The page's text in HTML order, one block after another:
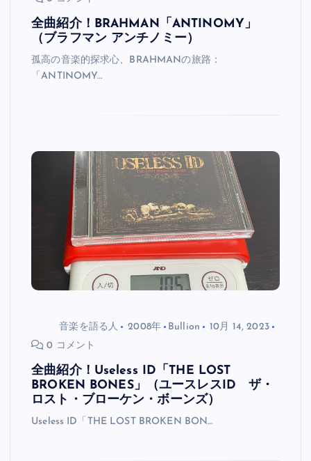
全曲紹介！BRAHMAN「ANTINOMY」
（ブラフマン アンチノミー）
孤高の音楽的探求心、BRAHMANの旅路：
「ANTINOMY…
音楽を語る人 2008年 Bullion
10月 14, 2023
0 コメント
全曲紹介！Useless ID「THE LOST
BROKEN BONES」（ユースレスID ザ・
ロスト・ブローケン・ボーンズ）
Useless ID「THE LOST BROKEN BON…